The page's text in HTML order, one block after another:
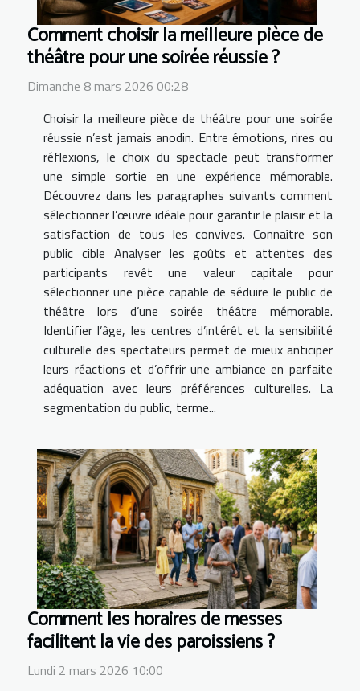
Comment choisir la meilleure pièce de
théâtre pour une soirée réussie ?
Dimanche 8 mars 2026 00:28
Choisir la meilleure pièce de théâtre pour une soirée
réussie n’est jamais anodin. Entre émotions, rires ou
réflexions, le choix du spectacle peut transformer
une simple sortie en une expérience mémorable.
Découvrez dans les paragraphes suivants comment
sélectionner l’œuvre idéale pour garantir le plaisir et la
satisfaction de tous les convives. Connaître son
public cible Analyser les goûts et attentes des
participants revêt une valeur capitale pour
sélectionner une pièce capable de séduire le public de
théâtre lors d’une soirée théâtre mémorable.
Identifier l’âge, les centres d’intérêt et la sensibilité
culturelle des spectateurs permet de mieux anticiper
leurs réactions et d’offrir une ambiance en parfaite
adéquation avec leurs préférences culturelles. La
segmentation du public, terme...
Comment les horaires de messes
facilitent la vie des paroissiens ?
Lundi 2 mars 2026 10:00